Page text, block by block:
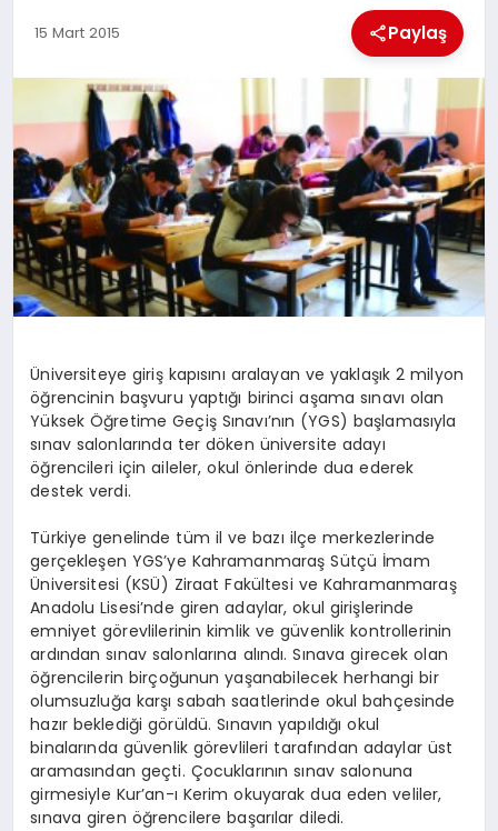
İLETIŞIM
YAZARLAR
KÜNYE
15 Mart 2015 Paylaş
Üniversiteye giriş kapısını aralayan ve yaklaşık 2 milyon
öğrencinin başvuru yaptığı birinci aşama sınavı olan
Yüksek Öğretime Geçiş Sınavı’nın (YGS) başlamasıyla
sınav salonlarında ter döken üniversite adayı
öğrencileri için aileler, okul önlerinde dua ederek
destek verdi.
Türkiye genelinde tüm il ve bazı ilçe merkezlerinde
gerçekleşen YGS’ye Kahramanmaraş Sütçü İmam
Üniversitesi (KSÜ) Ziraat Fakültesi ve Kahramanmaraş
Anadolu Lisesi’nde giren adaylar, okul girişlerinde
emniyet görevlilerinin kimlik ve güvenlik kontrollerinin
ardından sınav salonlarına alındı. Sınava girecek olan
öğrencilerin birçoğunun yaşanabilecek herhangi bir
olumsuzluğa karşı sabah saatlerinde okul bahçesinde
hazır beklediği görüldü. Sınavın yapıldığı okul
binalarında güvenlik görevlileri tarafından adaylar üst
aramasından geçti. Çocuklarının sınav salonuna
girmesiyle Kur’an-ı Kerim okuyarak dua eden veliler,
sınava giren öğrencilere başarılar diledi.